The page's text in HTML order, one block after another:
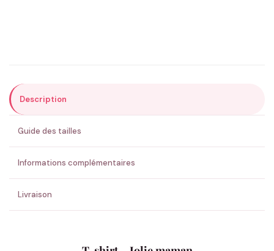
ENVOYER MA DEMANDE ✨
💚 Retour sous 24-48h🇫🇷 Flocage en France✅ Validation avant fabrication
Description
Guide des tailles
Informations complémentaires
Livraison